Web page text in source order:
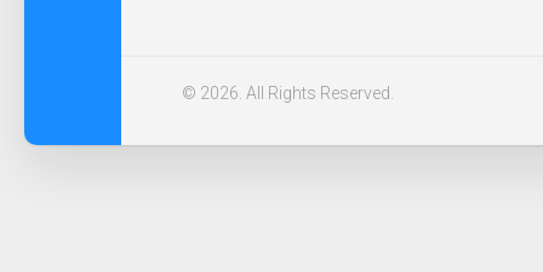
© 2026. All Rights Reserved.